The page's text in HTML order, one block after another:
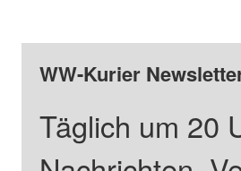
WW-Kurier
Täglich um 20